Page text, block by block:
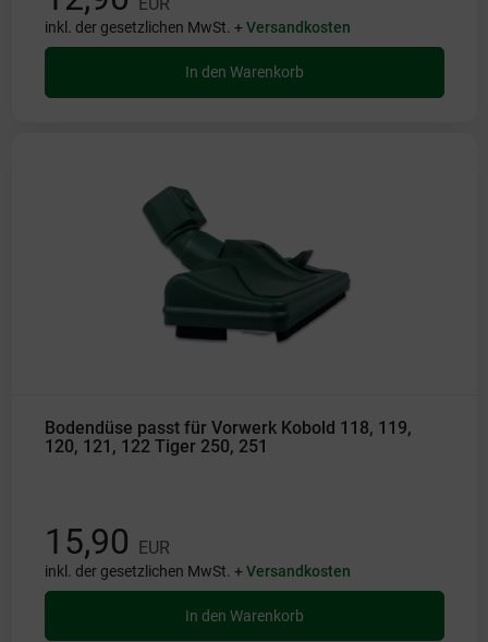
inkl. der gesetzlichen MwSt. +Versandkosten
In den Warenkorb
Bodendüse passt für Vorwerk Kobold 118, 119,
120, 121, 122 Tiger 250, 251
15,90 EUR
inkl. der gesetzlichen MwSt. +Versandkosten
In den Warenkorb